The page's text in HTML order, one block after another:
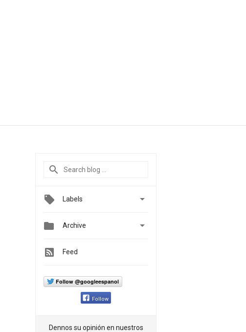
Labels 
 Archive 
Feed
Follow @googleespanol
Follow
Dennos su opinión en nuestros